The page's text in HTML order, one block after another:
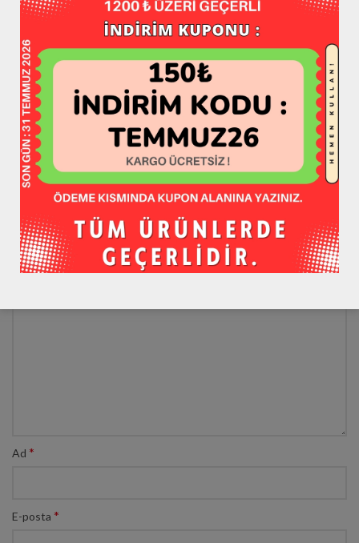
DAHA YENI DAHA ESKI
BIR YANIT YAZIN
E-posta adresiniz yayınlanmayacak.Gerekli alanlar*ile
işaretlenmişlerdir
Yorum*
Ad *
E-posta *